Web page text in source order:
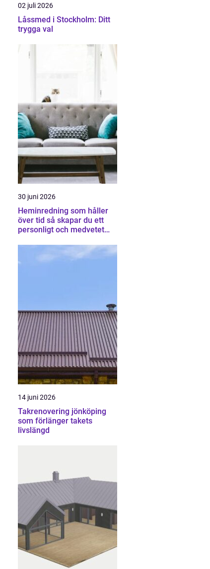
02 juli 2026
Låssmed i Stockholm: Ditt
trygga val
30 juni 2026
Heminredning som håller
över tid så skapar du ett
personligt och medvetet
14 juni 2026
Takrenovering jönköping
som förlänger takets
livslängd